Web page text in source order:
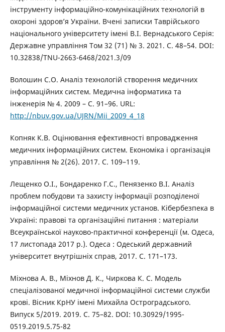
інструменту інформаційно-комунікаційних технологій в
охороні здоров’я України. Вчені записки Таврійського
національного університету імені В.І. Вернадського Серія:
Державне управління Том 32 (71) № 3. 2021. С. 48–54. DOI:
10.32838/TNU-2663-6468/2021.3/09
Волошин С.О. Аналіз технологій створення медичних
інформаційних систем. Медична інформатика та
інженерія № 4. 2009 – С. 91–96. URL:
http://nbuv.gov.ua/UJRN/Mii_2009_4_18
Копняк К.В. Оцінювання ефективності впровадження
медичних інформаційних систем. Економіка і організація
управління № 2(26). 2017. С. 109–119.
Лещенко О.І., Бондаренко Г.С., Пенязенко В.І. Аналіз
проблем побудови та захисту інформації розподіленої
інформаційної системи медичних установ. Кібербезпека в
Україні: правові та організаційні питання : матеріали
Всеукраїнської науково-практичної конференції (м. Одеса,
17 листопада 2017 р.). Одеса : Одеський державний
університет внутрішніх справ, 2017. С. 171–173.
Міхнова А. В., Міхнов Д. К., Чиркова К. С. Модель
спеціалізованої медичної інформаційної системи служби
крові. Вісник КрНУ імені Михайла Остроградського.
Випуск 5/2019. 2019. С. 75–82. DOI: 10.30929/1995-
0519.2019.5.75-82